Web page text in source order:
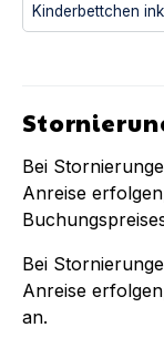
Kinderbettchen
Bei
Anreise
Bei
Anreise
an.